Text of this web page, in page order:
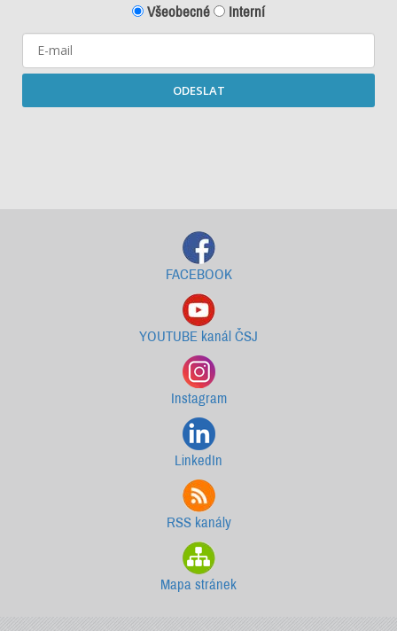
Všeobecné
Interní
ODESLAT
FACEBOOK
YOUTUBE kanál ČSJ
Instagram
LinkedIn
RSS kanály
Mapa stránek